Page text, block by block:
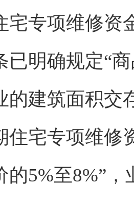
宅专项维修
已明确规定“
的建筑面积交
住宅专项维修
的5%至8%”